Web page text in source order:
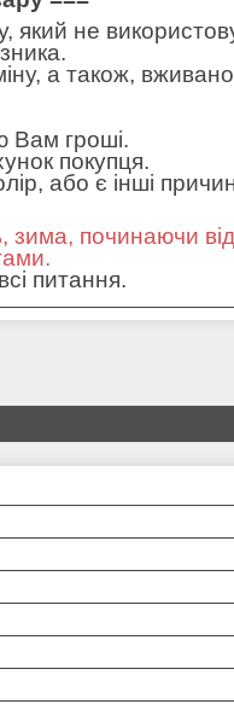
не
а також,
Вам гроші.
покупця.
або є інші
зима, починаючи
питання.